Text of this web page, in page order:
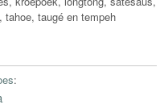
taugé en tempeh
: